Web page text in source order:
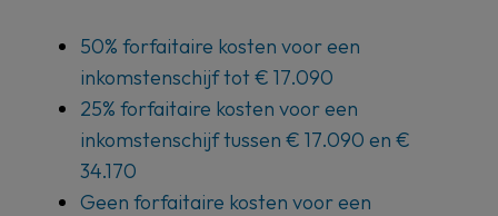
50% forfaitaire kosten voor een
inkomstenschijf tot € 17.090
25% forfaitaire kosten voor een
inkomstenschijf tussen € 17.090 en €
34.170
Geen forfaitaire kosten voor een